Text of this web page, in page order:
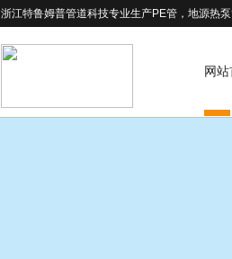
浙江特鲁姆普管道科技专业生产PE管，地源热
网